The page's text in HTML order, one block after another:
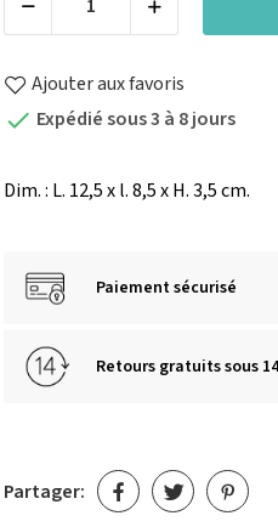
Ajouter aux favoris
 Expédié sous 3 à 8 jours
Dim. : L. 12,5 x l. 8,5 x H. 3,5 cm.
Paiement sécurisé
Retours gratuits sous
Partager: